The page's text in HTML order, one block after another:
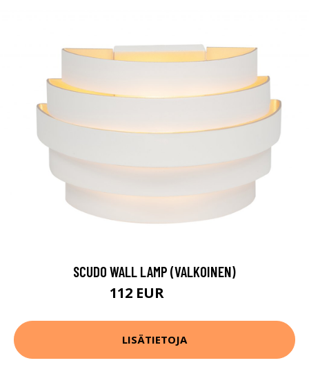
SCUDO WALL LAMP (VALKOINEN)
112 EUR
LISÄTIETOJA